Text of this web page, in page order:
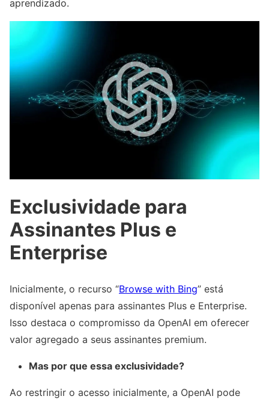
aprendizado.
Exclusividade para
Assinantes Plus e
Enterprise
Inicialmente, o recurso “Browse with Bing” está
disponível apenas para assinantes Plus e Enterprise.
Isso destaca o compromisso da OpenAI em oferecer
valor agregado a seus assinantes premium.
Mas por que essa exclusividade?
Ao restringir o acesso inicialmente, a OpenAI pode